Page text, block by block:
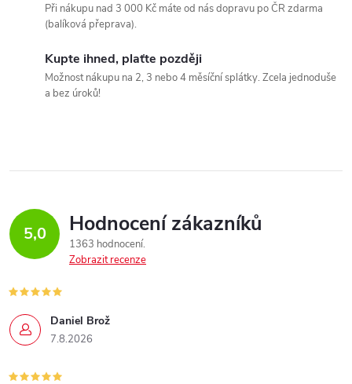
Při nákupu nad 3 000 Kč máte od nás dopravu po ČR zdarma
(balíková přeprava).
Kupte ihned, plaťte později
Možnost nákupu na 2, 3 nebo 4 měsíční splátky. Zcela jednoduše
a bez úroků!
5,0 Hodnocení zákazníků
1363 hodnocení
Zobrazit recenze
Daniel Brož
7.8.2026